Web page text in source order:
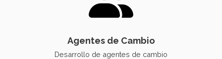
Agentes de Cambio
Desarrollo de agentes de cambio